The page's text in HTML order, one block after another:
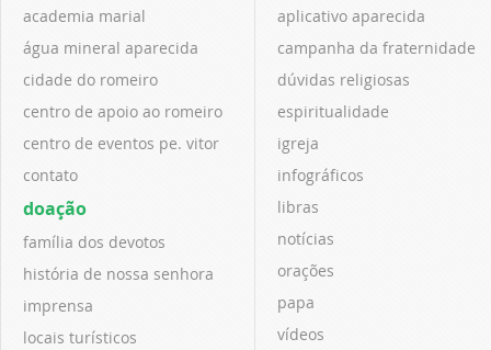
academia marial
água mineral aparecida
cidade do romeiro
centro de apoio ao romeiro
centro de eventos pe. vitor
contato
doação
família dos devotos
história de nossa senhora
imprensa
locais turísticos
aplicativo aparecida
campanha da fraternidade
dúvidas religiosas
espiritualidade
igreja
infográficos
libras
notícias
orações
papa
vídeos